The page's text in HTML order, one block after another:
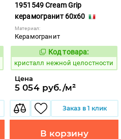
1951549 Cream Grip
керамогранит 60x60
Материал:
Керамогранит
820618
Код товара:
кристалл нежной целостности
Цена
5 054 руб./м²
Заказ в 1 клик
В корзину